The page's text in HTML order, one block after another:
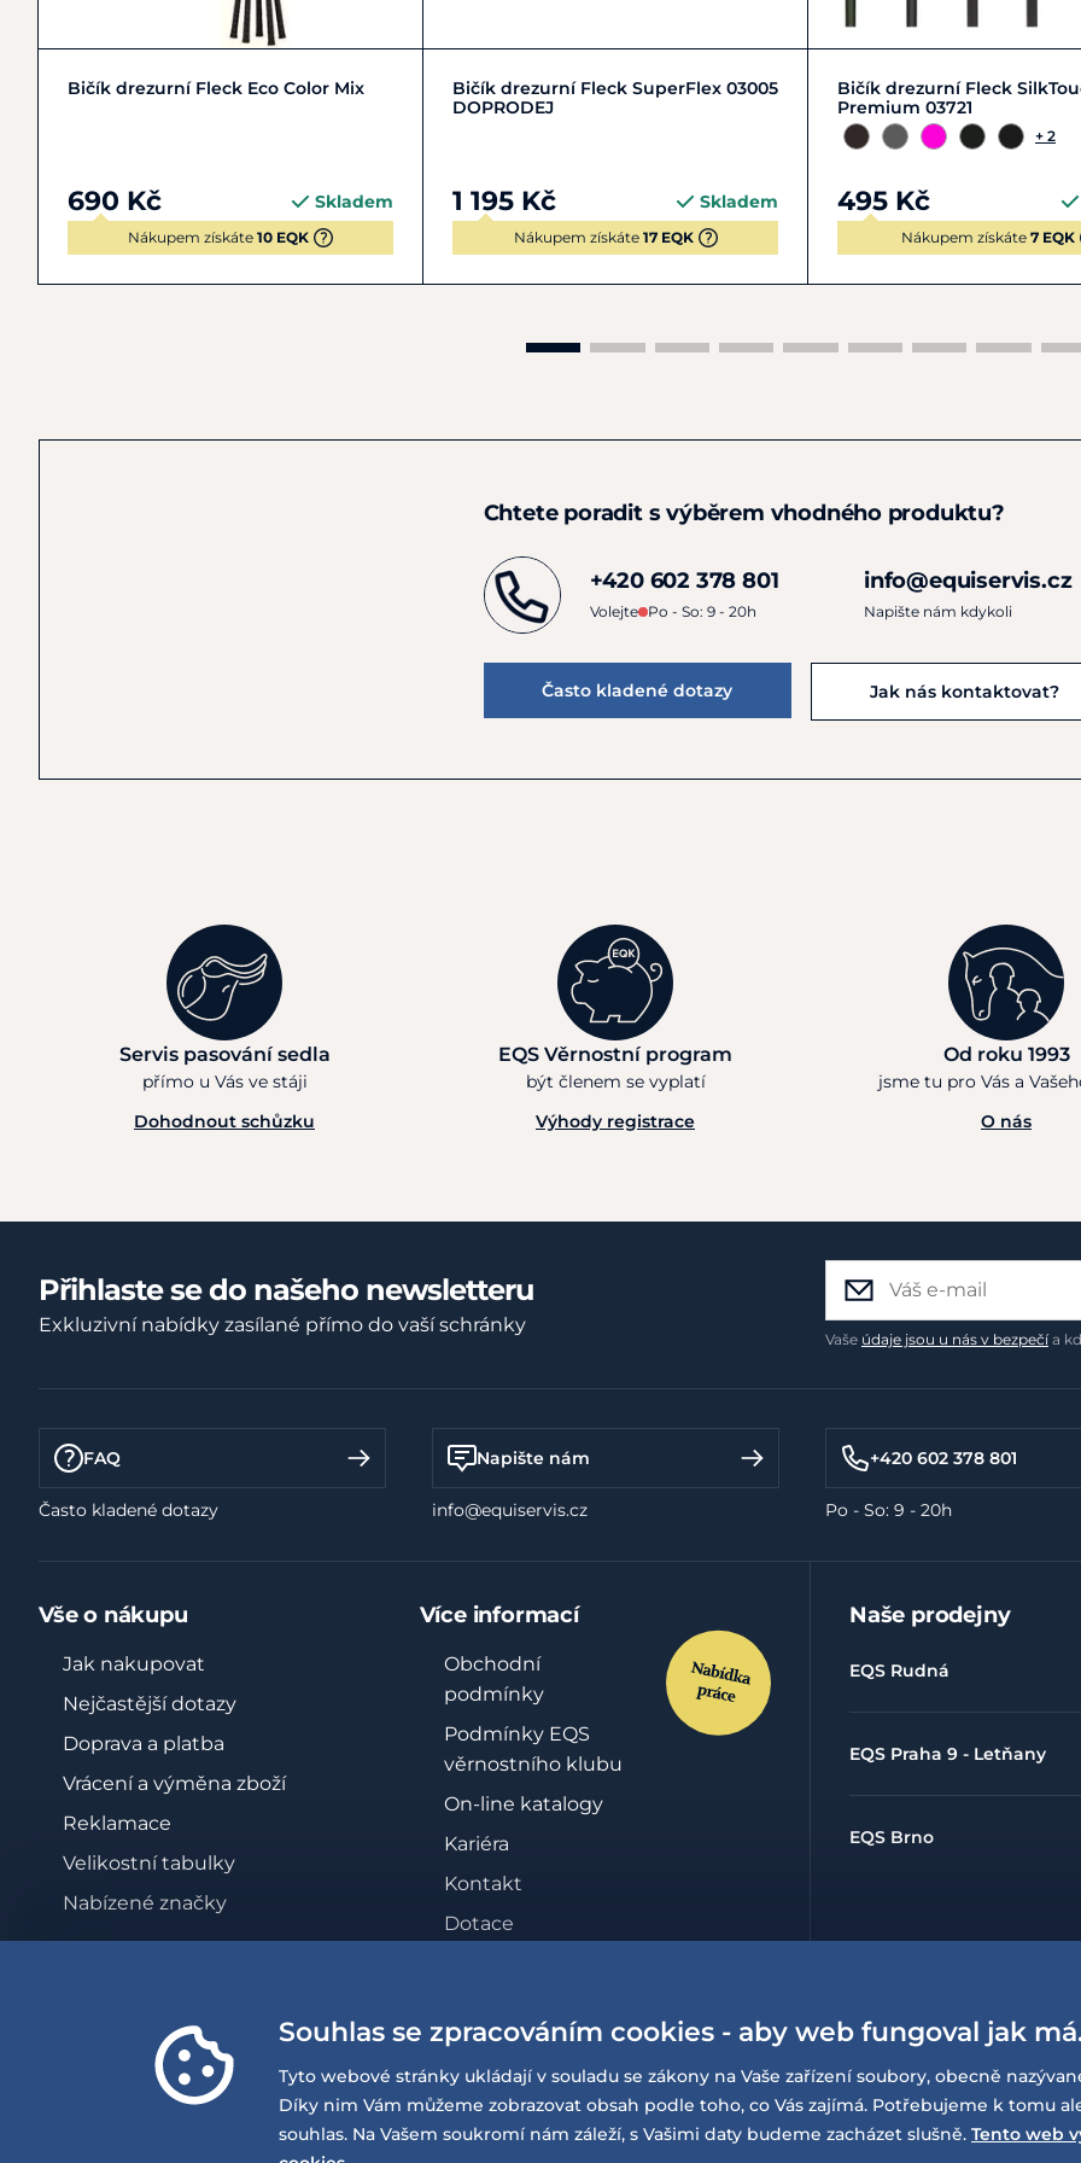
110 120
Bičík drezurní Fleck Eco Color Mix
690 Kč Skladem
Nákupem získáte 10 EQK
110 120 130
Bičík drezurní Fleck SuperFlex 03005
DOPRODEJ
1 195 Kč Skladem
Nákupem získáte 17 EQK
100 110 120
Bičík drezurní Fleck
Premium 03721
+ 2
495 Kč
Nákupem získáte 7 EQK
Chtete poradit s výběrem vhodného produktu?
+420 602 378 801
Volejte Po - So: 9 - 20h
info@equiservis.cz
Napište nám kdykoli
Často kladené dotazy Jak nás kontaktovat?
Servis pasování sedla
přímo u Vás ve stáji
Dohodnout schůzku
EQS Věrnostní program
být členem se vyplatí
Výhody registrace
Od roku 1993
jsme tu pro Vás a
O nás
Přihlaste se do našeho newsletteru
Exkluzivní nabídky zasílané přímo do vaší schránky
Vaše údaje jsou u nás v bezpečía
FAQ
Často kladené dotazy
Napište nám
info@equiservis.cz
+420 602 378 801
Po - So: 9 - 20h
Vše o nákupu
Jak nakupovat
Nejčastější dotazy
Doprava a platba
Vrácení a výměna zboží
Reklamace
Velikostní tabulky
Nabízené značky
Více informací
Obchodní
podmínky
Podmínky EQS
věrnostního klubu
On-line katalogy
Kariéra
Kontakt
Dotace
Whistleblowing
Prohlášení o
přístupnosti
Naše prodejny
EQS Rudná
EQS Praha 9 - Letňany
EQS Brno
Souhlas se zpracováním cookies - aby web fungoval jak
Tyto webové stránky ukládají v souladu se zákony na Vaše zařízení soubory, obecně
Díky nim Vám můžeme zobrazovat obsah podle toho, co Vás zajímá. Potřebujeme k tomu
souhlas. Na Vašem soukromí nám záleží, s Vašimi daty budeme zacházet slušně. Tento web